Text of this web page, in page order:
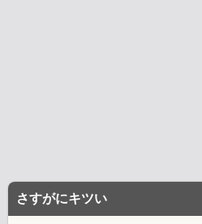
さすがにキツい